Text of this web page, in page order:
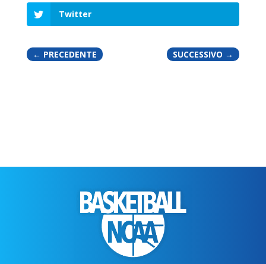
Twitter
← PRECEDENTE SUCCESSIVO →